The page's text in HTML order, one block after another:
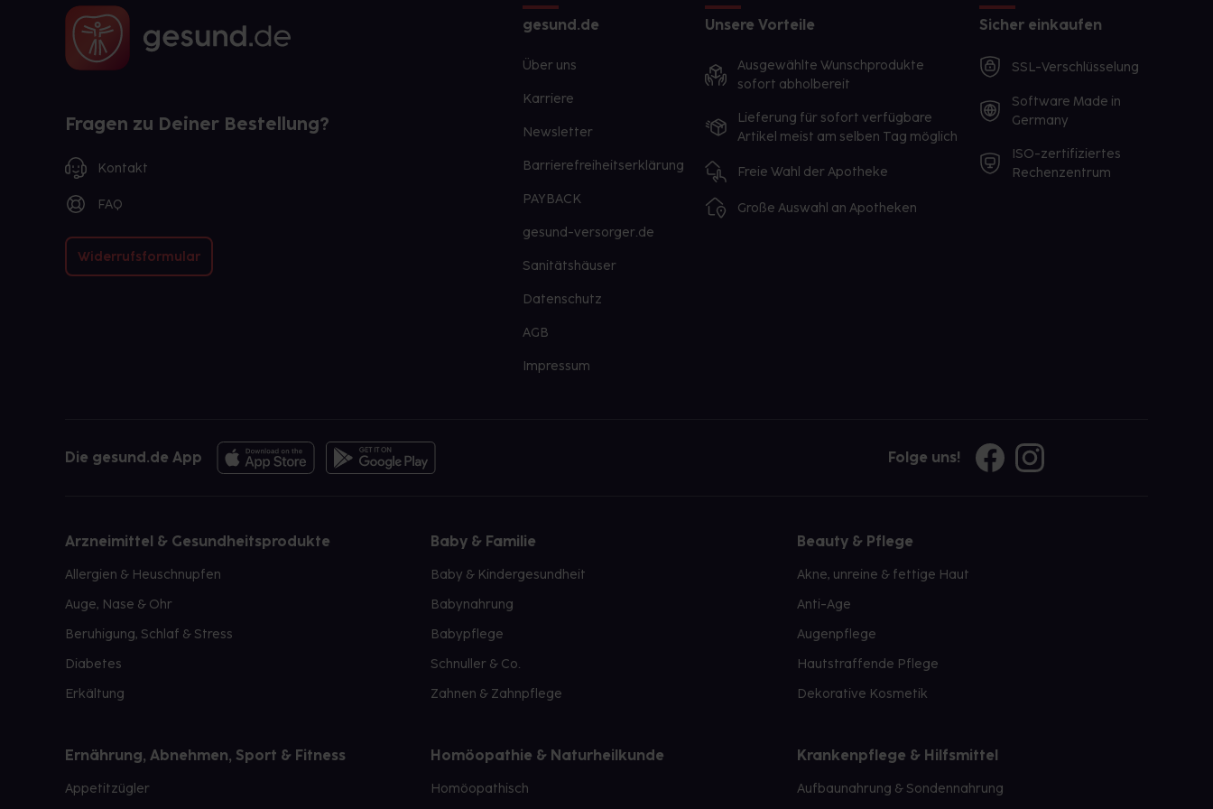
Fragen zu Deiner Bestellung?
Kontakt
FAQ
Widerrufsformular
gesund.de
Über uns
Karriere
Newsletter
Barrierefreiheitserklärung
PAYBACK
gesund-versorger.de
Sanitätshäuser
Datenschutz
AGB
Impressum
Unsere Vorteile
Ausgewählte Wunschprodukte
sofort abholbereit
Lieferung für sofort verfügbare
Artikel meist am selben Tag möglich
Freie Wahl der Apotheke
Große Auswahl an Apotheken
Sicher einkaufen
SSL-Verschlüsselung
Software Made in
Germany
ISO-zertifiziertes
Rechenzentrum
Die gesund.de App Folge uns!
Arzneimittel & Gesundheitsprodukte
Allergien & Heuschnupfen
Auge, Nase & Ohr
Beruhigung, Schlaf & Stress
Diabetes
Erkältung
Baby & Familie
Baby & Kindergesundheit
Babynahrung
Babypflege
Schnuller & Co.
Zahnen & Zahnpflege
Beauty & Pflege
Akne, unreine & fettige Haut
Anti-Age
Augenpflege
Hautstraffende Pflege
Dekorative Kosmetik
Ernährung, Abnehmen, Sport & Fitness
Appetitzügler
Homöopathie & Naturheilkunde
Homöopathisch
Krankenpflege & Hilfsmittel
Aufbaunahrung & Sondennahrung